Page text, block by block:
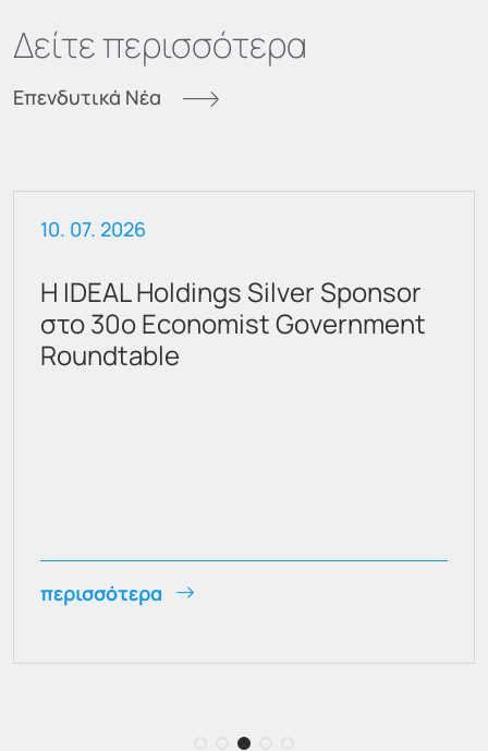
Δείτε περισσότερα
Επενδυτικά Νέα
10. 07. 2026
Η IDEAL Holdings Silver Sponsor
στο 30ο Economist Government
Roundtable
περισσότερα